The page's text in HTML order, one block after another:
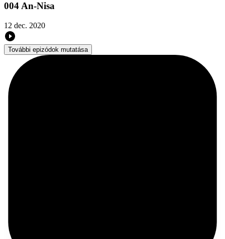
004 An-Nisa
12 dec. 2020
További epizódok mutatása